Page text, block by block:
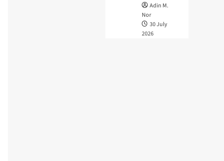
Adin M.
Nor
30 July
2026